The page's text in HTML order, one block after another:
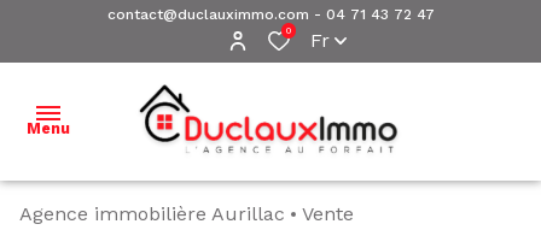
contact@duclauximmo.com - 04 71 43 72 47
0 Fr
Menu
Agence immobilière Aurillac
Vente